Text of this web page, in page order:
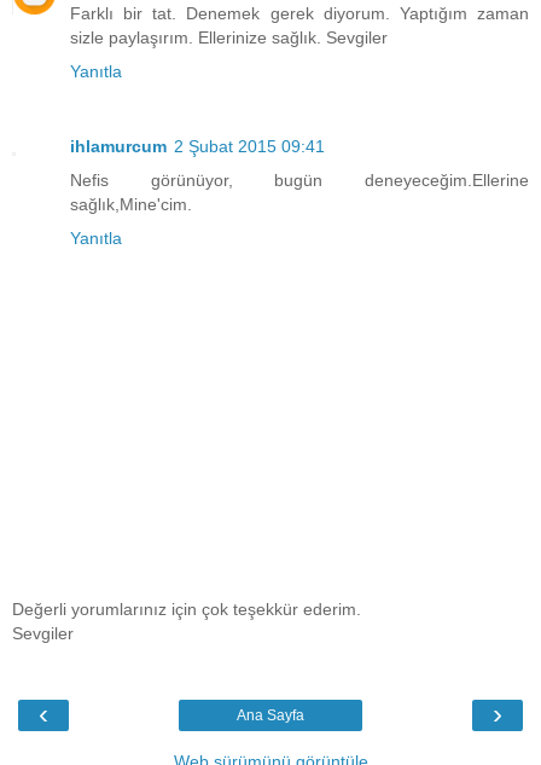
Farklı bir tat. Denemek gerek diyorum. Yaptığım zaman
sizle paylaşırım. Ellerinize sağlık. Sevgiler
Yanıtla
ihlamurcum 2 Şubat 2015 09:41
Nefis görünüyor, bugün deneyeceğim.Ellerine
sağlık,Mine'cim.
Yanıtla
Değerli yorumlarınız için çok teşekkür ederim.
Sevgiler
‹ ›
Ana Sayfa
Web sürümünü görüntüle